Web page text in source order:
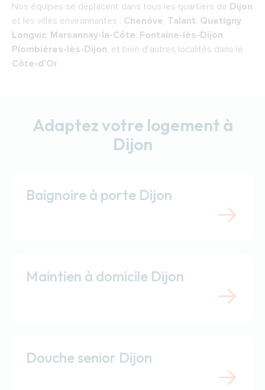
Nos équipes se déplacent dans tous les quartiers de Dijon
et les villes environnantes : Chenôve, Talant, Quetigny,
Longvic, Marsannay-la-Côte, Fontaine-lès-Dijon,
Plombières-lès-Dijon, et bien d’autres localités dans le
Côte-d'Or.
Adaptez votre logement à
Dijon
Baignoire à porte Dijon
Maintien à domicile Dijon
Douche senior Dijon